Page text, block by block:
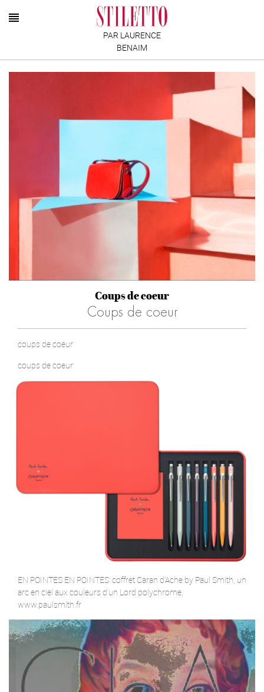
PAR LAURENCE
BENAIM
Coups de coeur
Coups de coeur
coups de coeur
coups de coeur
EN POINTES EN POINTES: coffret Caran d’Ache by Paul Smith, un
arc en ciel aux couleurs d’un Lord polychrome,
www.paulsmith.fr